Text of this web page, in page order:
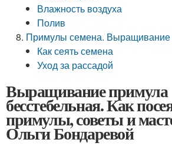
Влажность воздуха
Полив
Примулы семена. Выращивание
Как сеять семена
Уход за рассадой
Выращивание примула
бесстебельная. Как
примулы, советы и
Ольги Бондаревой